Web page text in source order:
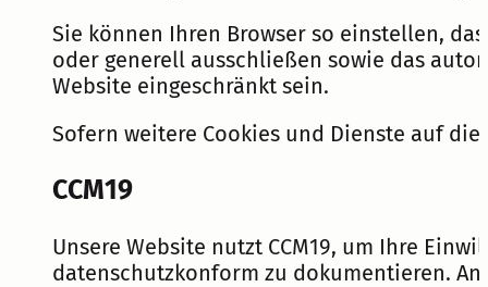
Sie können Ihren Browser so einstellen,
oder generell ausschließen sowie das
Website eingeschränkt sein.
Sofern weitere Cookies und Dienste auf
CCM19
Unsere Website nutzt CCM19, um Ihre
datenschutzkonform zu dokumentieren.